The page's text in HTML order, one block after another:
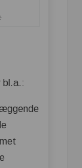
bl.a.: